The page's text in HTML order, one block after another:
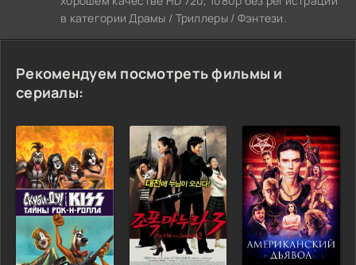
в категории Драмы / Триллеры / Фэнтези.
Рекомендуем посмотреть фильмы и
сериалы: